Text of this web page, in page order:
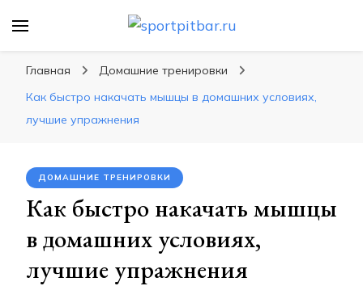
спортивных упражнения, правильные
диеты, программы тренировок
Главная
Домашние тренировки
Как быстро накачать мышцы в домашних условиях,
лучшие упражнения
ДОМАШНИЕ ТРЕНИРОВКИ
Как быстро накачать мышцы
в домашних условиях,
лучшие упражнения